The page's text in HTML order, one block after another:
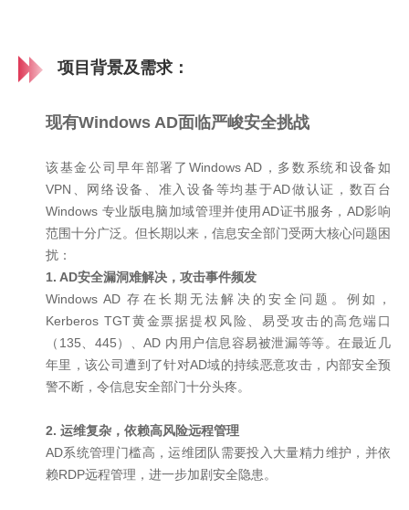
项目背景及需求：
现有Windows AD面临严峻安全挑战
该基金公司早年部署了Windows AD，多数系统和设备如
VPN、网络设备、准入设备等均基于AD做认证，数百台
Windows 专业版电脑加域管理并使用AD证书服务，AD影响
范围十分广泛。但长期以来，信息安全部门受两大核心问题困
扰：
1. AD安全漏洞难解决，攻击事件频发
Windows AD 存在长期无法解决的安全问题。例如，
Kerberos TGT黄金票据提权风险、易受攻击的高危端口
（135、445）、AD 内用户信息容易被泄漏等等。在最近几
年里，该公司遭到了针对AD域的持续恶意攻击，内部安全预
警不断，令信息安全部门十分头疼。
2. 运维复杂，依赖高风险远程管理
AD系统管理门槛高，运维团队需要投入大量精力维护，并依
赖RDP远程管理，进一步加剧安全隐患。